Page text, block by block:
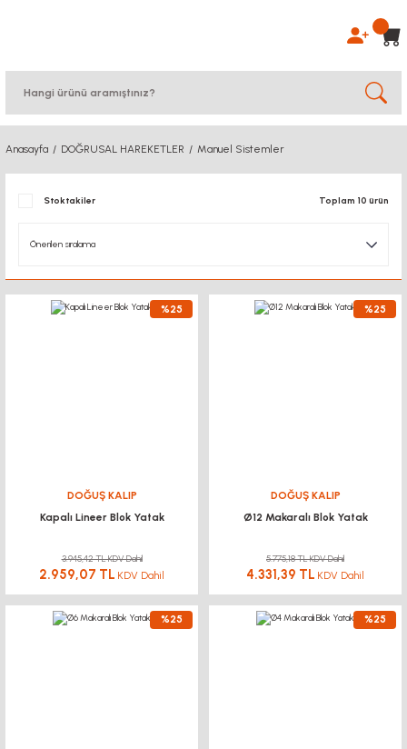
Anasayfa DOĞRUSAL HAREKETLER Manuel Sistemler
Stoktakiler Toplam 10 ürün
%25
DOĞUŞ KALIP
Kapalı Lineer Blok Yatak
3.945,42 TL KDV Dahil
2.959,07 TL KDV Dahil
%25
DOĞUŞ KALIP
Ø12 Makaralı Blok Yatak
5.775,18 TL KDV Dahil
4.331,39 TL KDV Dahil
%25 %25